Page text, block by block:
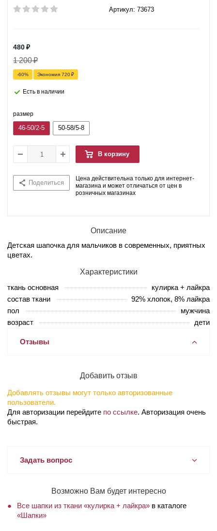
Артикул: 73673
480₽
1 200₽
-60% Экономия 720₽
Есть в наличии
размер
46-50/2-5 50-58/5-8
В корзину
Поделиться
Цена действительна только для интернет-
магазина и может отличаться от цен в
розничных магазинах
Описание
Детская шапочка для мальчиков в современных, приятных
цветах.
Характеристики
ткань основная
кулирка + лайкра
состав ткани
92% хлопок, 8% лайкра
пол
мужчина
возраст
дети
Отзывы
Добавить отзыв
Добавлять отзывы могут только авторизованные
пользователи.
Для авторизации перейдите по ссылке. Авторизация очень
быстрая.
Задать вопрос
Возможно Вам будет интересно
Все шапки из ткани «кулирка + лайкра» в каталоге
«Шапки»